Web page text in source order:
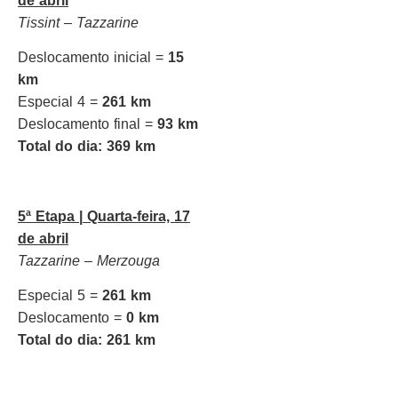
Tissint – Tazzarine
Deslocamento inicial = 15
km
Especial 4 = 261 km
Deslocamento final = 93 km
Total do dia: 369 km
5ª Etapa |
Quarta-feira, 17
de abril
Tazzarine – Merzouga
Especial 5 = 261 km
Deslocamento = 0 km
Total do dia: 261 km